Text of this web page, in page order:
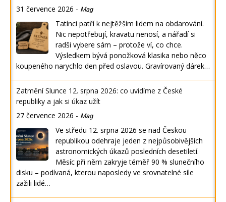
31 července 2026 - Mag
Tatínci patří k nejtěžším lidem na obdarování.
Nic nepotřebují, kravatu nenosí, a nářadí si
radši vybere sám – protože ví, co chce.
Výsledkem bývá ponožková klasika nebo něco
koupeného narychlo den před oslavou. Gravírovaný dárek…
Zatmění Slunce 12. srpna 2026: co uvidíme z České
republiky a jak si úkaz užít
27 července 2026 - Mag
Ve středu 12. srpna 2026 se nad Českou
republikou odehraje jeden z nejpůsobivějších
astronomických úkazů posledních desetiletí.
Měsíc při něm zakryje téměř 90 % slunečního
disku – podívaná, kterou naposledy ve srovnatelné síle
zažili lidé…